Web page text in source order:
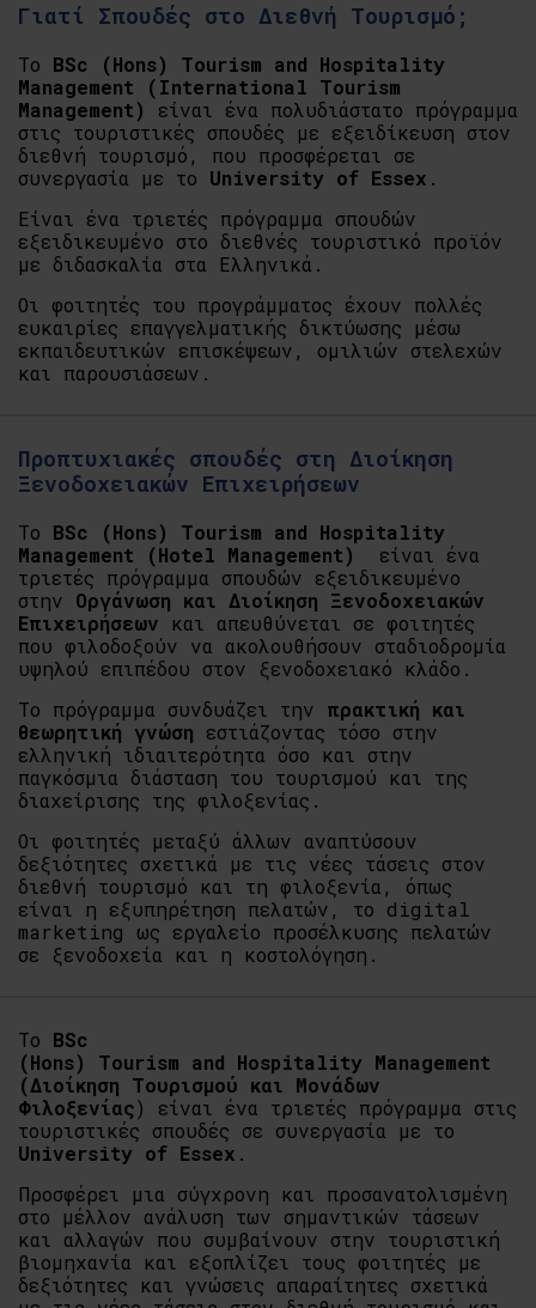
Γιατί Σπουδές στο Διεθνή Τουρισμό;
Το BSc (Hons) Tourism and Hospitality
Management (International Tourism
Management)
είναι ένα πολυδιάστατο πρόγραμμα
στις τουριστικές σπουδές με εξειδίκευση στον
διεθνή τουρισμό, που προσφέρεται σε
συνεργασία με το University of Essex .
Είναι ένα τριετές πρόγραμμα σπουδών
εξειδικευμένο στο διεθνές τουριστικό προϊόν
με διδασκαλία στα Ελληνικά.
Οι φοιτητές του προγράμματος έχουν πολλές
ευκαιρίες επαγγελματικής δικτύωσης μέσω
εκπαιδευτικών επισκέψεων, ομιλιών στελεχών
και παρουσιάσεων.
Προπτυχιακές σπουδές στη Διοίκηση
Ξενοδοχειακών Επιχειρήσεων
Το BSc (Hons) Tourism and Hospitality
Management (Hotel Management)
είναι ένα
τριετές πρόγραμμα σπουδών εξειδικευμένο
στην Οργάνωση και Διοίκηση Ξενοδοχειακών
Επιχειρήσεων και απευθύνεται σε φοιτητές
που φιλοδοξούν να ακολουθήσουν σταδιοδρομία
υψηλού επιπέδου στον ξενοδοχειακό κλάδο.
Το πρόγραμμα συνδυάζει την πρακτική και
θεωρητική γνώση εστιάζοντας τόσο στην
ελληνική ιδιαιτερότητα όσο και στην
παγκόσμια διάσταση του τουρισμού και της
διαχείρισης της φιλοξενίας.
Οι φοιτητές μεταξύ άλλων αναπτύσουν
δεξιότητες σχετικά με τις νέες τάσεις στον
διεθνή τουρισμό και τη φιλοξενία, όπως
είναι η εξυπηρέτηση πελατών, το digital
marketing ως εργαλείο προσέλκυσης πελατών
σε ξενοδοχεία και η κοστολόγηση.
Το BSc
(Hons) Tourism and Hospitality Management
(Διοίκηση Τουρισμού και Μονάδων
Φιλοξενίας) είναι ένα τριετές πρόγραμμα στις
τουριστικές σπουδές σε συνεργασία με το
University of Essex .
Προσφέρει μια σύγχρονη και προσανατολισμένη
στο μέλλον ανάλυση των σημαντικών τάσεων
και αλλαγών που συμβαίνουν στην τουριστική
βιομηχανία και εξοπλίζει τους φοιτητές με
δεξιότητες και γνώσεις απαραίτητες σχετικά